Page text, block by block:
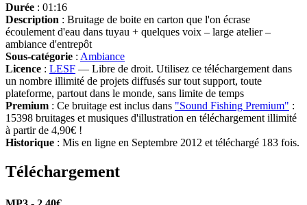
Durée : 01:16
Description : Bruitage de boite en carton que l'on écrase
écoulement d'eau dans tuyau + quelques voix – large atelier –
ambiance d'entrepôt
Sous-catégorie : Ambiance
Licence : LESF — Libre de droit. Utilisez ce téléchargement dans
un nombre illimité de projets diffusés sur tout support, toute
plateforme, partout dans le monde, sans limite de temps
Premium : Ce bruitage est inclus dans "Sound Fishing Premium" :
15398 bruitages et musiques d'illustration en téléchargement illimité
à partir de 4,90€ !
Historique : Mis en ligne en Septembre 2012 et téléchargé 183 fois.
Téléchargement